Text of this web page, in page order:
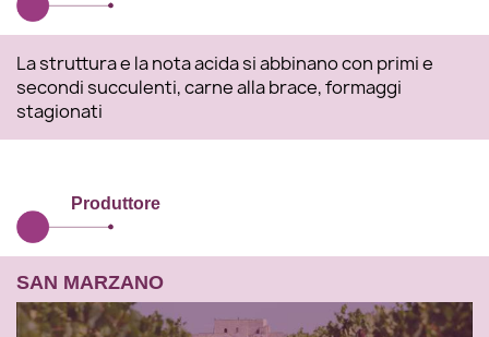
La struttura e la nota acida si abbinano con primi e
secondi succulenti, carne alla brace, formaggi
stagionati
Produttore
SAN MARZANO